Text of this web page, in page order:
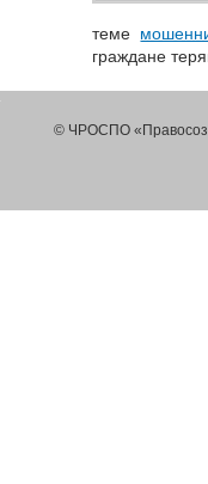
теме
граждане
© ЧРОСПО